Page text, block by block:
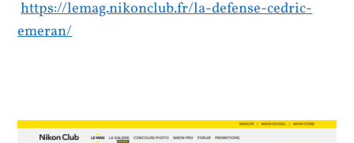
https://lemag.nikonclub.fr/la-defense-cedric-
emeran/